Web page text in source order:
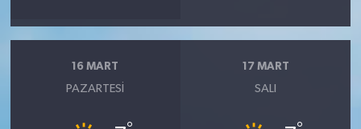
16 MART
PAZARTESI
17 MART
SALI